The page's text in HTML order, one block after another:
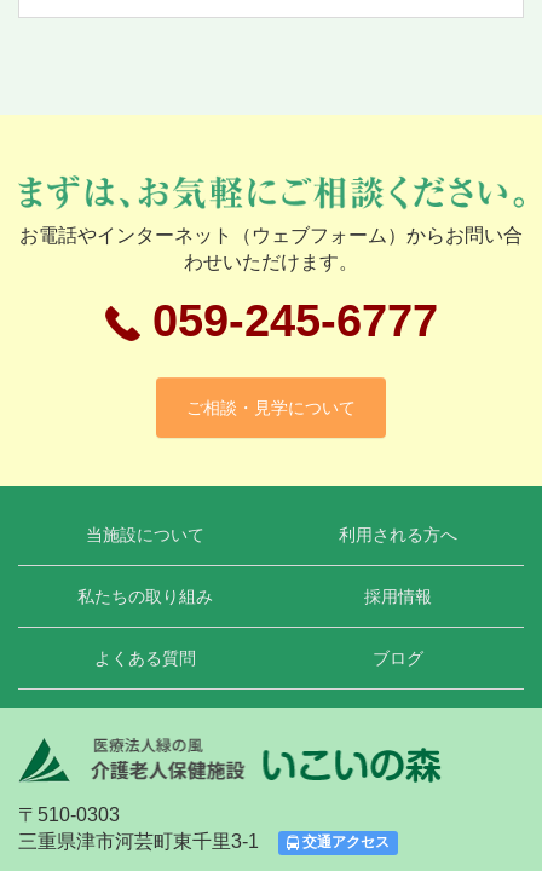
お電話やインターネット（ウェブフォーム）からお問い合
わせいただけます。
059-245-6777
ご相談・見学について
当施設について 利用される方へ
私たちの取り組み 採用情報
よくある質問 ブログ
〒510-0303
三重県津市河芸町東千里3-1
交通アクセス